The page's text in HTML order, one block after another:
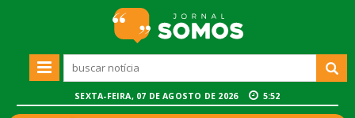
SEXTA-FEIRA, 07 DE AGOSTO DE 2026 5:52